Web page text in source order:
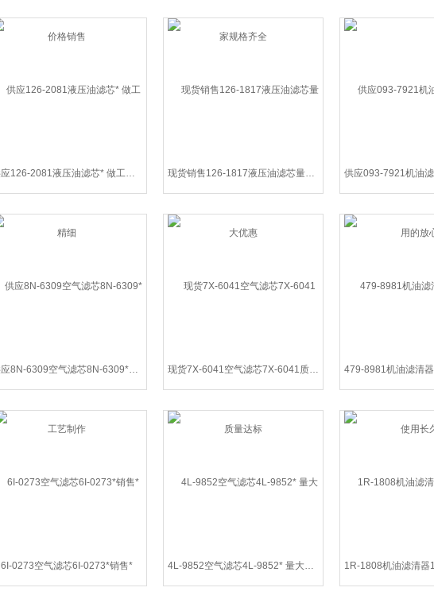
供应126-2081液压油滤芯* 做工精细 现货销售126-1817液压油滤芯量大优惠
供应8N-6309空气滤芯8N-6309*工艺制作 现货7X-6041空气滤芯7X-6041质量达标
6I-0273空气滤芯6I-0273*销售* 4L-9852空气滤芯4L-9852* 量大优惠